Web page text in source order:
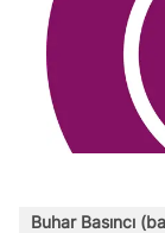
Buhar Basıncı